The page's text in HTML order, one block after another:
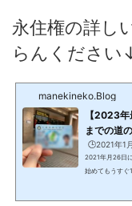
永住権の詳し
らんください
manekineko.Blog
【2023
までの道
🕒️2021年1
2021年月26日
始めてもうす